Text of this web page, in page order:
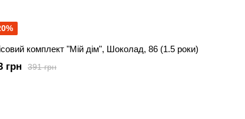
комплект "Мій дім", Шоколад, 86 (1.5 роки)
391 грн
грн